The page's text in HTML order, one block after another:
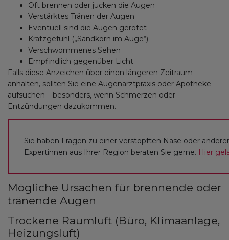
Oft brennen oder jucken die Augen
Verstärktes Tränen der Augen
Eventuell sind die Augen gerötet
Kratzgefühl („Sandkorn im Auge“)
Verschwommenes Sehen
Empfindlich gegenüber Licht
Falls diese Anzeichen über einen längeren Zeitraum
anhalten, sollten Sie eine Augenarztpraxis oder Apotheke
aufsuchen – besonders, wenn Schmerzen oder
Entzündungen dazukommen.
Sie haben Fragen zu einer verstopften Nase oder
Expertinnen aus Ihrer Region beraten Sie gerne. Hier
Mögliche Ursachen für brennende oder
tränende Augen
Trockene Raumluft (Büro, Klimaanlage,
Heizungsluft)